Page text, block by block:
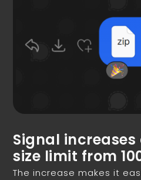
Signal
size limit from
The increase makes it